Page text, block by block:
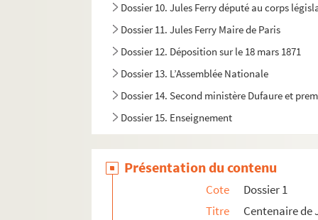
Dossier 10. Jules Ferry député au corps
Dossier 11. Jules Ferry Maire de Paris
Dossier 12. Déposition sur le 18 mars 1871
Dossier 13. L’Assemblée Nationale
Dossier 14. Second ministère Dufaure et
Dossier 15. Enseignement
Dossier 17. Enseignement
Dossier 18. Enseignement
Dossier 19. Enseignement
Présentation du contenu
Cote
Dossier 1
Titre
Centenaire de